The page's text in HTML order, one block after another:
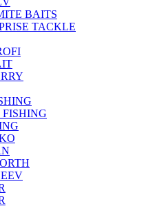
BAITS
TACKLE
FISHING